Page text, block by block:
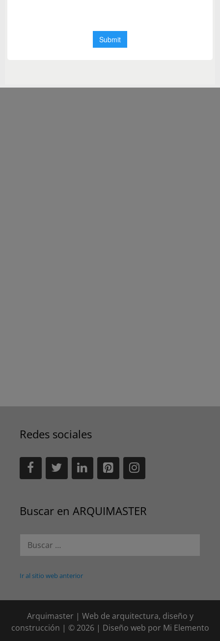
Redes sociales
Buscar en ARQUIMASTER
Ir al sitio web anterior
Arquimaster | Web de arquitectura, diseño y
construcción | © 2026 | Diseño web por Mi Elemento